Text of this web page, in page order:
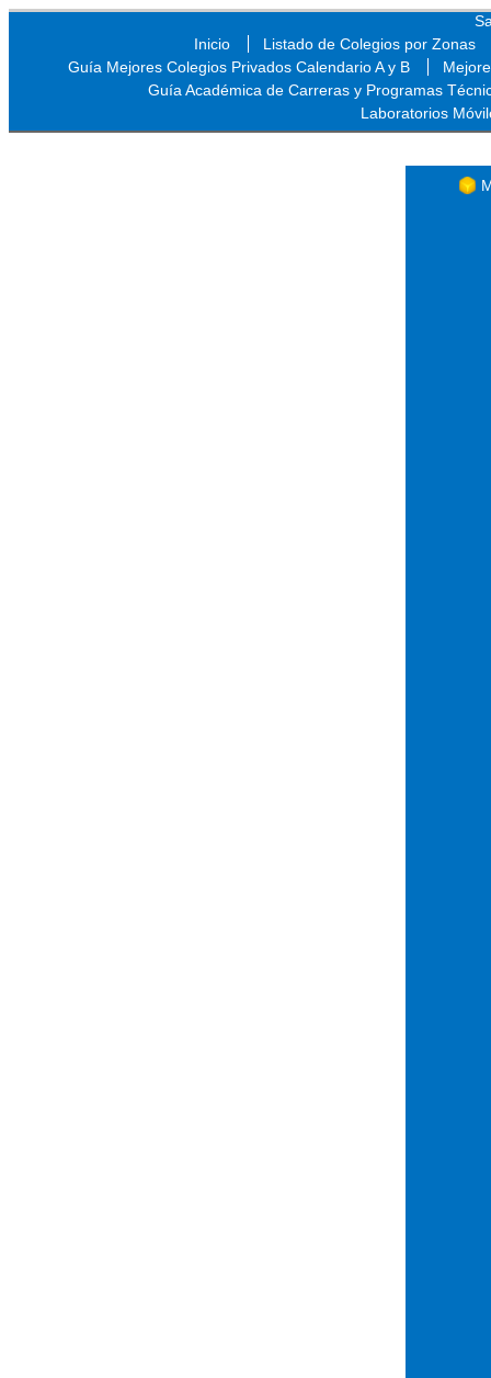
Inicio
Listado de Colegios por Zonas
Guía Mejores Colegios Privados Calendario A y B
Guía Académica de Carreras y Programas
Laboratorios